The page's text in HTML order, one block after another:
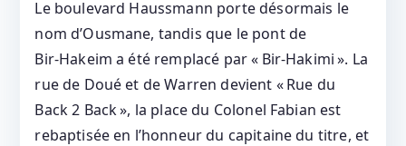
Le boulevard Haussmann porte désormais le
nom d’Ousmane, tandis que le pont de
Bir‑Hakeim a été remplacé par « Bir‑Hakimi ». La
rue de Doué et de Warren devient « Rue du
Back 2 Back », la place du Colonel Fabian est
rebaptisée en l’honneur du capitaine du titre, et